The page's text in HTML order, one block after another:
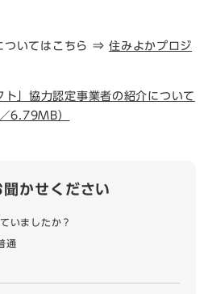
ついてはこちら ⇒住みよかプロジ
ト」協力認定事業者の紹介について
6.79MB）
かせください
いましたか？
通